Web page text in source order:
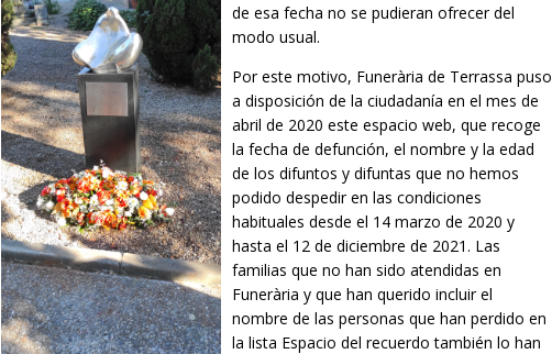
de esa fecha no se pudieran ofrecer del
modo usual.
Por este motivo, Funerària de Terrassa puso
a disposición de la ciudadanía en el mes de
abril de 2020 este espacio web, que recoge
la fecha de defunción, el nombre y la edad
de los difuntos y difuntas que no hemos
podido despedir en las condiciones
habituales desde el 14 marzo de 2020 y
hasta el 12 de diciembre de 2021. Las
familias que no han sido atendidas en
Funerària y que han querido incluir el
nombre de las personas que han perdido en
la lista Espacio del recuerdo también lo han